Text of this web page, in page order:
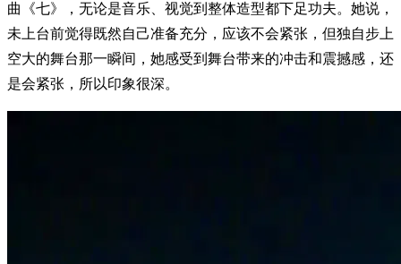
曲《七》，无论是音乐、视觉到整体造型都下足功夫。她说，
未上台前觉得既然自己准备充分，应该不会紧张，但独自步上
空大的舞台那一瞬间，她感受到舞台带来的冲击和震撼感，还
是会紧张，所以印象很深。